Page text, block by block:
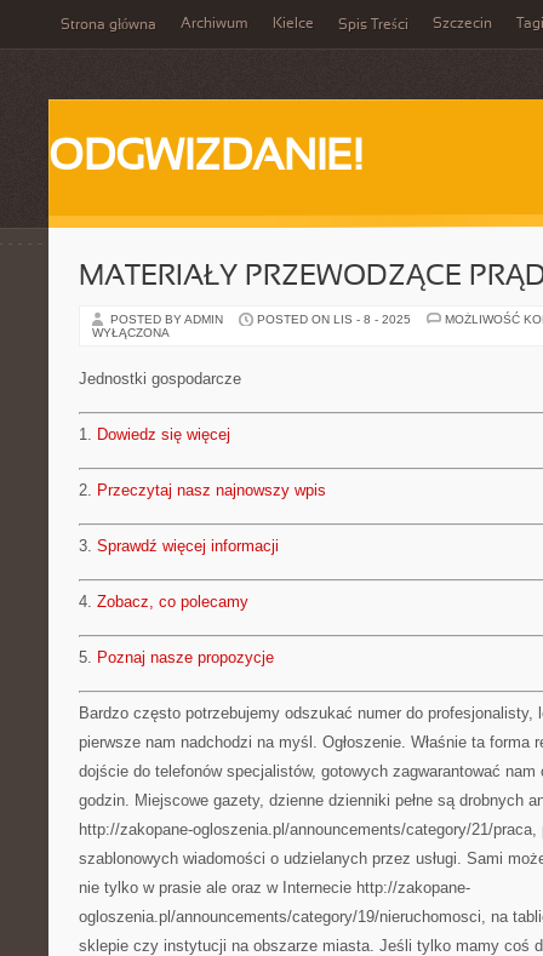
Strona główna Archiwum Kielce Spis Treści Szczecin Tagi
ODGWIZDANIE!
MATERIAŁY PRZEWODZĄCE
POSTED BY ADMIN POSTED ON LIS - 8 - 2025
MOŻLIWOŚĆ
WYŁĄCZONA
Jednostki gospodarcze
1. Dowiedz się więcej
2. Przeczytaj nasz najnowszy wpis
3. Sprawdź więcej informacji
4. Zobacz, co polecamy
5. Poznaj nasze propozycje
Bardzo często potrzebujemy odszukać numer do
pierwsze nam nadchodzi na myśl. Ogłoszenie. Właśnie ta forma
dojście do telefonów specjalistów, gotowych zagwarantować nam
godzin. Miejscowe gazety, dzienne dzienniki pełne są drobnych
http://zakopane-ogloszenia.pl/announcements/category/21/
szablonowych wiadomości o udzielanych przez usługi. Sami
nie tylko w prasie ale oraz w Internecie http://zakopane-
ogloszenia.pl/announcements/category/19/nieruchomosci, na
sklepie czy instytucji na obszarze miasta. Jeśli tylko mamy coś